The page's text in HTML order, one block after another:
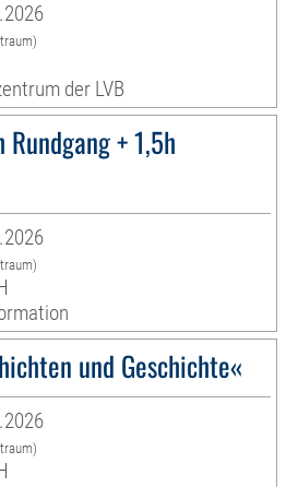
der LVB
+ 1,5h
und Geschichte«